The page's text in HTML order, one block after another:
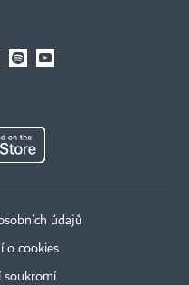
údajů
o cookies
soukromí